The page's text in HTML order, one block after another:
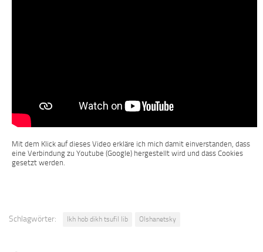
Mit dem Klick auf dieses Video erkläre ich mich damit einverstanden, dass
eine Verbindung zu Youtube (Google) hergestellt wird und dass Cookies
gesetzt werden.
Schlagwörter: Ikh hob dikh tsufil lib Olshanetsky